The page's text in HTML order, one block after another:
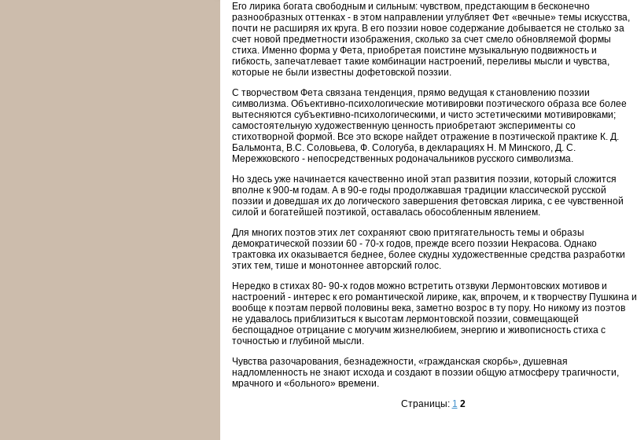
Его лирика богата свободным и сильным: чувством, предстающим в бесконечно
разнообразных оттенках - в этом направлении углубляет Фет «вечные» темы искусства,
почти не расширяя их круга. В его поэзии новое содержание добывается не столько за
счет новой предметности изображения, сколько за счет смело обновляемой формы
стиха. Именно форма у Фета, приобретая поистине музыкальную подвижность и
гибкость, запечатлевает такие комбинации настроений, переливы мысли и чувства,
которые не были известны дофетовской поэзии.
С творчеством Фета связана тенденция, прямо ведущая к становлению поэзии
символизма. Объективно-психологические мотивировки поэтического образа все более
вытесняются субъективно-психологическими, и чисто эстетическими мотивировками;
самостоятельную художественную ценность приобретают эксперименты со
стихотворной формой. Все это вскоре найдет отражение в поэтической практике К. Д.
Бальмонта, B.C. Соловьева, Ф. Сологуба, в декларациях Н. М Минского, Д. С.
Мережковского - непосредственных родоначальников русского символизма.
Но здесь уже начинается качественно иной этап развития поэзии, который сложится
вполне к 900-м годам. А в 90-е годы продолжавшая традиции классической русской
поэзии и доведшая их до логического завершения фетовская лирика, с ее чувственной
силой и богатейшей поэтикой, оставалась обособленным явлением.
Для многих поэтов этих лет сохраняют свою притягательность темы и образы
демократической поэзии 60 - 70-х годов, прежде всего поэзии Некрасова. Однако
трактовка их оказывается беднее, более скудны художественные средства разработки
этих тем, тише и монотоннее авторский голос.
Нередко в стихах 80- 90-х годов можно встретить отзвуки Лермонтовских мотивов и
настроений - интерес к его романтической лирике, как, впрочем, и к творчеству Пушкина и
вообще к поэтам первой половины века, заметно возрос в ту пору. Но никому из поэтов
не удавалось приблизиться к высотам лермонтовской поэзии, совмещающей
беспощадное отрицание с могучим жизнелюбием, энергию и живописность стиха с
точностью и глубиной мысли.
Чувства разочарования, безнадежности, «гражданская скорбь», душевная
надломленность не знают исхода и создают в поэзии общую атмосферу трагичности,
мрачного и «больного» времени.
Страницы: 1 2